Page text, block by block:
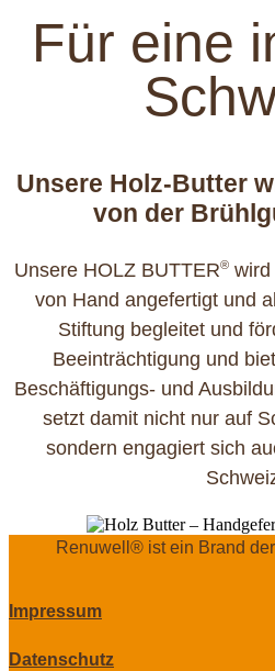
Für eine
Unsere Holz-Butter
von der
Unsere HOLZ BUTTER® wird
von Hand angefertigt und
Stiftung begleitet und
Beeinträchtigung und
Beschäftigungs- und
setzt damit nicht nur auf
sondern engagiert sich
Renuwell®️ ist ein Brand
Impressum
Datenschutz